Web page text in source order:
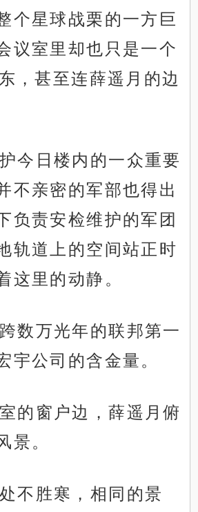
个星球战栗的一方巨
议室里却也只是一个
，甚至连薛遥月的边
今日楼内的一众重要
不亲密的军部也得出
负责安检维护的军团
轨道上的空间站正时
这里的动静。
数万光年的联邦第一
宇公司的含金量。
的窗户边，薛遥月俯
景。
不胜寒，相同的景